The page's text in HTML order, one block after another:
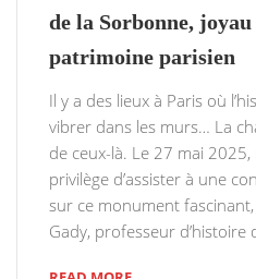
de la Sorbonne,
patrimoine parisien
Il y a des lieux à Paris où
vibrer dans les murs… La
de ceux-là. Le 27 mai
privilège d’assister à une
sur ce monument
Gady, professeur d’histoire